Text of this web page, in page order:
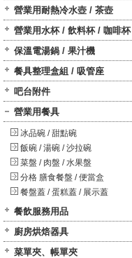
營業用耐熱冷水壺 / 茶壺
營業用水杯 / 飲料杯 / 咖啡杯
保溫電湯鍋 / 果汁機
餐具整理盒組 / 吸管座
吧台附件
營業用餐具
冰品碗 / 甜點碗
飯碗 / 湯碗 / 沙拉碗
菜盤 / 肉盤 / 水果盤
分格 膳食餐盤 / 便當盒
餐盤蓋 / 蛋糕蓋 / 展示蓋
餐飲服務用品
廚房烘焙器具
菜單夾、帳單夾